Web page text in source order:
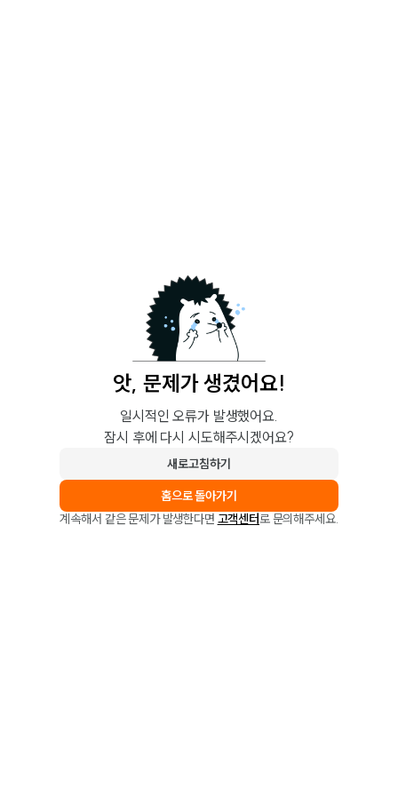
앗, 문제가 생겼어요!
일시적인 오류가 발생했어요.
잠시 후에 다시 시도해주시겠어요?
새로고침하기
홈으로 돌아가기
계속해서 같은 문제가 발생한다면 고객센터로 문의해주세요.